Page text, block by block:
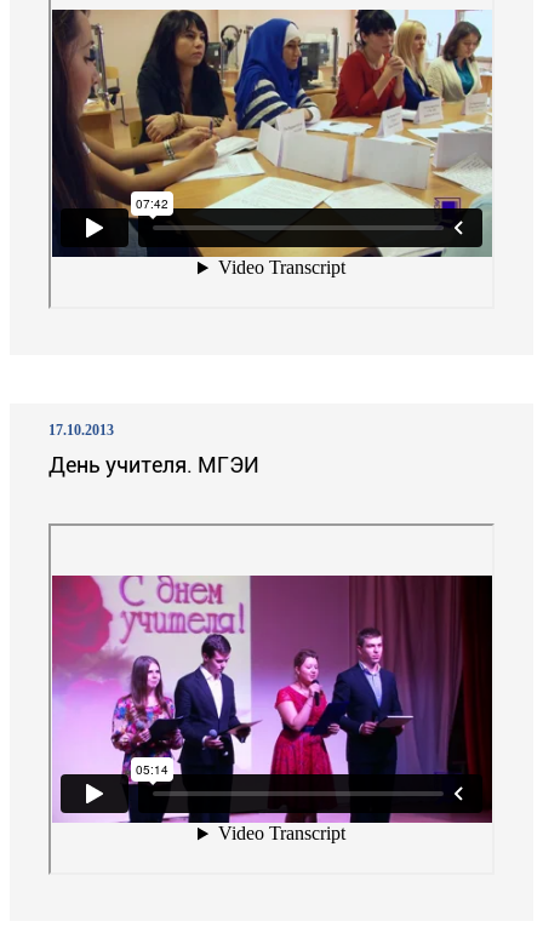
17.10.2013
День учителя. МГЭИ